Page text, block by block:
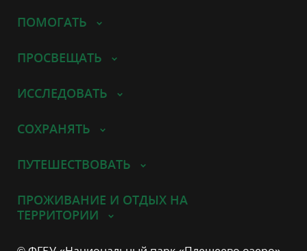
ПОМОГАТЬ
ПРОСВЕЩАТЬ
ИССЛЕДОВАТЬ
СОХРАНЯТЬ
ПУТЕШЕСТВОВАТЬ
ПРОЖИВАНИЕ И ОТДЫХ НА
ТЕРРИТОРИИ